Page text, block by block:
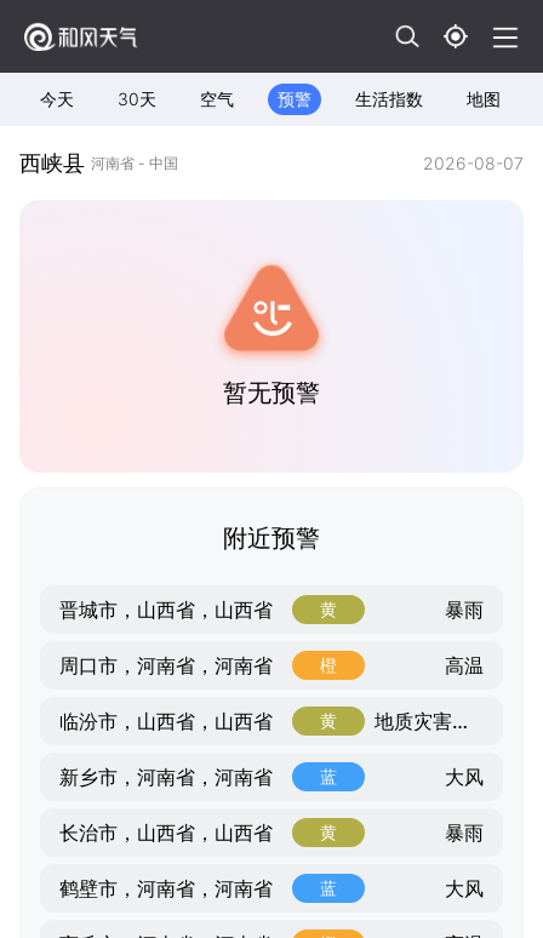
今天 30天 空气 预警 生活指数 地图
西峡县 河南省 - 中国 2026-08-07
暂无预警
附近预警
晋城市，山西省，山西省 黄 暴雨
周口市，河南省，河南省 橙 高温
临汾市，山西省，山西省 黄 地质灾害气象风险
新乡市，河南省，河南省 蓝 大风
长治市，山西省，山西省 黄 暴雨
鹤壁市，河南省，河南省 蓝 大风